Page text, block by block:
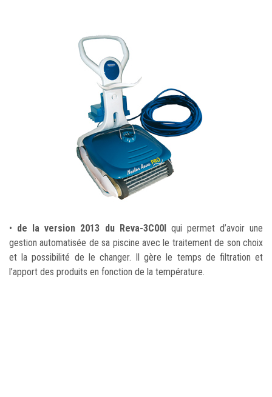
• de la version 2013 du Reva-3C00l qui permet d’avoir une
gestion automatisée de sa piscine avec le traitement de son choix
et la possibilité de le changer. Il gère le temps de filtration et
l’apport des produits en fonction de la température.